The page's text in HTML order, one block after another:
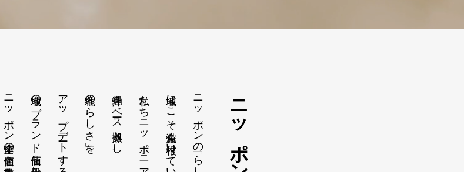
ニッポンの「らしさ」は
沖縄をベース拠点とし、
各地の「らしさ」を
地域のブランド価値を最大化し
ニッポン全体の価値を最大化する